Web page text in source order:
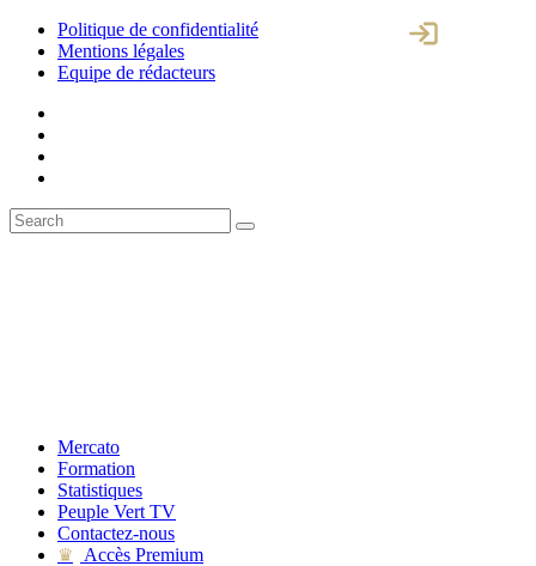
Politique de confidentialité
Mentions légales
Equipe de rédacteurs
Mercato
Formation
Statistiques
Peuple Vert TV
Contactez-nous
♛
Accès Premium